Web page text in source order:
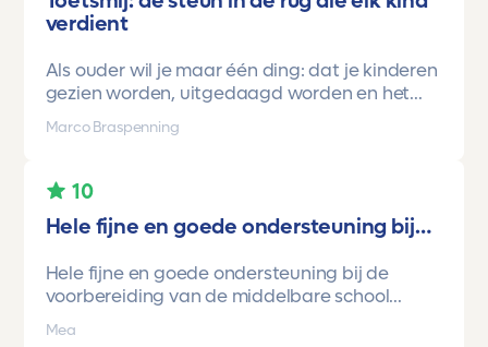
verdient
Als ouder wil je maar één ding: dat je kinderen
gezien worden, uitgedaagd worden en het
vertrouwen krijgen dat ze méér kunnen dan ze
zelf soms denken. Voor ons is Toetsmij daarin
kader. Een lieve, slimme meid, maar soms
toetsen van Toetsmij.....helder, betrouwbaar,
precies op niveau en altijd met ruimte om te
groeien kreeg ze stap voor stap het
Marco Braspenning
10
Hele fijne en goede ondersteuning bij…
Hele fijne en goede ondersteuning bij de
voorbereiding van de middelbare school
toetsen. Havo/vwo brugjaren gebruik
gemaakt van Toetsmij. Realistische toetsen.
Mea